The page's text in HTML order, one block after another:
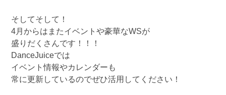
そしてそして！
4月からはまたイベントや豪華なWSが
盛りだくさんです！！！
DanceJuiceでは
イベント情報やカレンダーも
常に更新しているのでぜひ活用してください！